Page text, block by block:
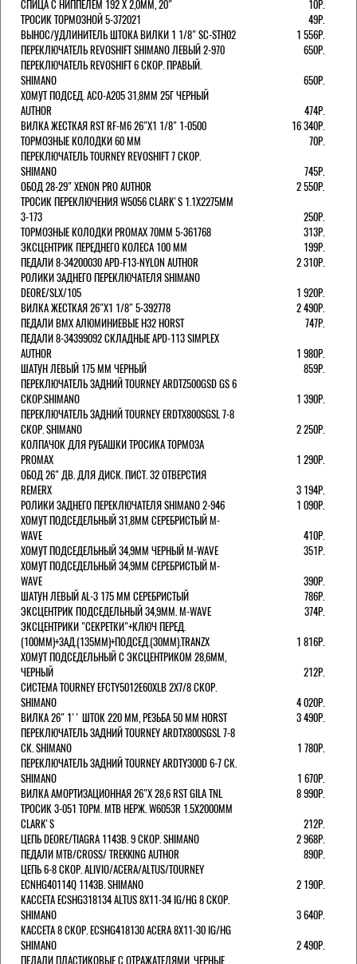
СПИЦА С НИППЕЛЕМ 192 Х 2,0ММ, 20"
10Р.
ТРОСИК ТОРМОЗНОЙ 5-372021
49Р.
ВЫНОС/УДЛИНИТЕЛЬ ШТОКА ВИЛКИ 1 1/8" SC-STH02
1 556Р.
ПЕРЕКЛЮЧАТЕЛЬ REVOSHIFT SHIMANO ЛЕВЫЙ 2-970
650Р.
ПЕРЕКЛЮЧАТЕЛЬ REVOSHIFT 6 СКОР. ПРАВЫЙ.
SHIMANO
650Р.
ХОМУТ ПОДСЕД. ACO-A205 31,8ММ 25Г ЧЕРНЫЙ
AUTHOR
474Р.
ВИЛКА ЖЕСТКАЯ RST RF-M6 26"Х1 1/8" 1-0500
16 340Р.
ТОРМОЗНЫЕ КОЛОДКИ 60 ММ
70Р.
ПЕРЕКЛЮЧАТЕЛЬ TOURNEY REVOSHIFT 7 СКОР.
SHIMANO
745Р.
ОБОД 28-29" XENON PRO AUTHOR
2 550Р.
ТРОСИК ПЕРЕКЛЮЧЕНИЯ W5056 CLARK'S 1.1Х2275ММ
3-173
250Р.
ТОРМОЗНЫЕ КОЛОДКИ PROMAX 70ММ 5-361768
313Р.
ЭКСЦЕНТРИК ПЕРЕДНЕГО КОЛЕСА 100 ММ
199Р.
ПЕДАЛИ 8-34200030 APD-F13-NYLON AUTHOR
2 310Р.
РОЛИКИ ЗАДНЕГО ПЕРЕКЛЮЧАТЕЛЯ SHIMANO
DEORE/SLX/105
1 920Р.
ВИЛКА ЖЕСТКАЯ 26"Х1 1/8" 5-392778
2 490Р.
ПЕДАЛИ BMX АЛЮМИНИЕВЫЕ H32 HORST
747Р.
ПЕДАЛИ 8-34399092 СКЛАДНЫЕ APD-113 SIMPLEX
AUTHOR
1 980Р.
ШАТУН ЛЕВЫЙ 175 ММ ЧЕРНЫЙ
859Р.
ПЕРЕКЛЮЧАТЕЛЬ ЗАДНИЙ TOURNEY ARDTZ500GSD GS 6
СКОР.SHIMANO
1 390Р.
ПЕРЕКЛЮЧАТЕЛЬ ЗАДНИЙ TOURNEY ERDTX800SGSL 7-8
СКОР. SHIMANO
2 250Р.
КОЛПАЧОК ДЛЯ РУБАШКИ ТРОСИКА ТОРМОЗА
PROMAX
1 290Р.
ОБОД 26" ДВ. ДЛЯ ДИСК. ПИСТ. 32 ОТВЕРСТИЯ
REMERX
3 194Р.
РОЛИКИ ЗАДНЕГО ПЕРЕКЛЮЧАТЕЛЯ SHIMANO 2-946
1 090Р.
ХОМУТ ПОДСЕДЕЛЬНЫЙ 31,8ММ СЕРЕБРИСТЫЙ M-
WAVE
410Р.
ХОМУТ ПОДСЕДЕЛЬНЫЙ 34,9ММ ЧЕРНЫЙ M-WAVE
351Р.
ХОМУТ ПОДСЕДЕЛЬНЫЙ 34,9ММ СЕРЕБРИСТЫЙ M-
WAVE
390Р.
ШАТУН ЛЕВЫЙ AL-3 175 ММ СЕРЕБРИСТЫЙ
786Р.
ЭКСЦЕНТРИК ПОДСЕДЕЛЬНЫЙ 34,9ММ. M-WAVE
374Р.
ЭКСЦЕНТРИКИ "СЕКРЕТКИ"+КЛЮЧ ПЕРЕД.
(100ММ)+ЗАД.(135ММ)+ПОДСЕД.(30ММ).TRANZX
1 816Р.
ХОМУТ ПОДСЕДЕЛЬНЫЙ С ЭКСЦЕНТРИКОМ 28,6ММ,
ЧЕРНЫЙ
212Р.
СИСТЕМА TOURNEY EFCTY5012E60XLB 2X7/8 СКОР.
SHIMANO
4 020Р.
ВИЛКА 26" 1'' ШТОК 220 ММ, РЕЗЬБА 50 ММ HORST
3 490Р.
ПЕРЕКЛЮЧАТЕЛЬ ЗАДНИЙ TOURNEY ARDTX800SGSL 7-8
СК. SHIMANO
1 780Р.
ПЕРЕКЛЮЧАТЕЛЬ ЗАДНИЙ TOURNEY ARDTY300D 6-7 СК.
SHIMANO
1 670Р.
ВИЛКА АМОРТИЗАЦИОННАЯ 26"Х 28,6 RST GILA TNL
8 990Р.
ТРОСИК 3-051 ТОРМ. MTB НЕРЖ. W6053R 1.5Х2000ММ
СLARK'S
212Р.
ЦЕПЬ DEORE/TIAGRA 114ЗВ. 9 СКОР. SHIMANO
2 968Р.
ПЕДАЛИ MTB/CROSS/ TREKKING AUTHOR
890Р.
ЦЕПЬ 6-8 СКОР. ALIVIO/ACERA/ALTUS/TOURNEY
ECNHG40114Q 114ЗВ. SHIMANO
2 190Р.
КАССЕТА ECSHG318134 ALTUS 8Х11-34 IG/HG 8 СКОР.
SHIMANO
3 640Р.
КАССЕТА 8 СКОР. ECSHG418130 ACERA 8Х11-30 IG/HG
SHIMANO
2 490Р.
ПЕДАЛИ ПЛАСТИКОВЫЕ С ОТРАЖАТЕЛЯМИ, ЧЕРНЫЕ.